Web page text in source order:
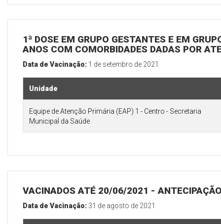
1ª DOSE EM GRUPO GESTANTES E EM
ANOS COM COMORBIDADES DADAS POR
Data de Vacinação: 1 de setembro de 2021
Unidade
Equipe de Atenção Primária (EAP) 1 - Centro - Secretaria
Municipal da Saúde
VACINADOS ATÉ 20/06/2021 -
Data de Vacinação: 31 de agosto de 2021